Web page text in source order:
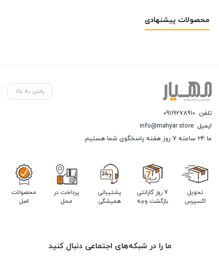
محصولات پیشنهادی
رفتن به بالا
تلفن 09119278910
ایمیل info@mahyar.store
ما 24 ساعته 7 روز هفته پاسخگوی شما هستیم.
تحویل
اکسپرس
7 روز گارانتی
بازگشت وجه
پشتیبانی
همیشگی
پرداخت در
محل
محصولات
اصل
ما را در شبکه‌های اجتماعی دنبال کنید